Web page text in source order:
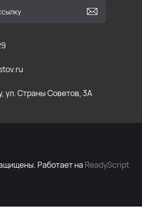
ул. Страны Советов, 3А
Работает на ReadyScript